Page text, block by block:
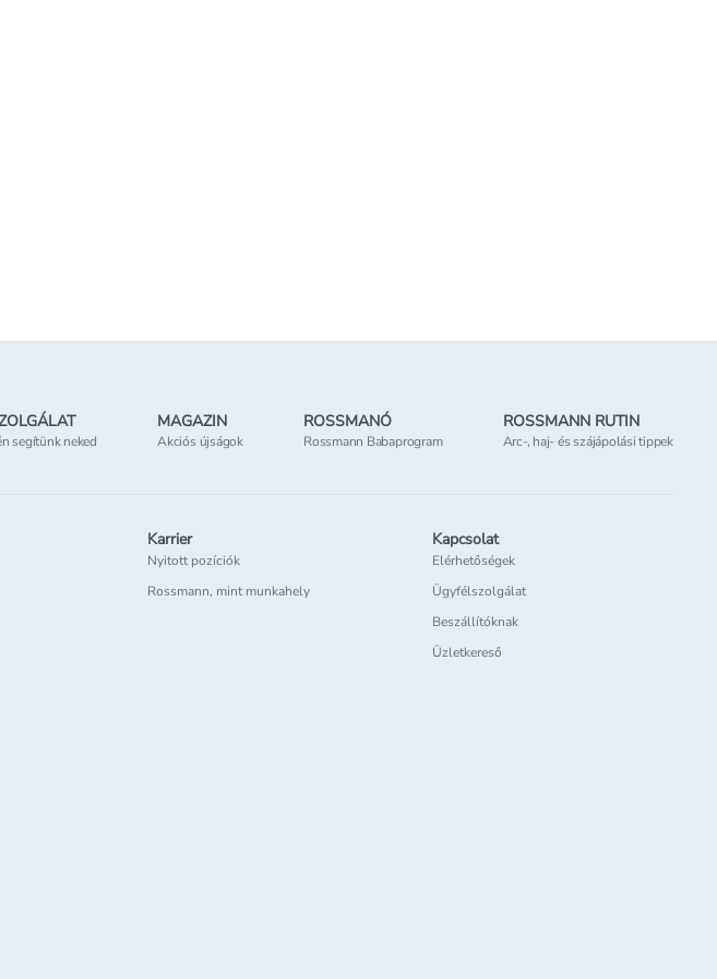
segítünk neked
MAGAZIN
Akciós újságok
ROSSMANÓ
Rossmann Babaprogram
ROSSMANN RUTIN
Arc-, haj- és szájápolási tippek
Karrier
Nyitott pozíciók
Rossmann, mint munkahely
Kapcsolat
Elérhetőségek
Ügyfélszolgálat
Beszállítóknak
Üzletkereső